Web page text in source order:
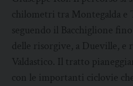
chilometri tra Montegalda e
seguendo il Bacchiglione
delle risorgive, a Dueville, e
Valdastico. Il tratto
con le importanti ciclovie